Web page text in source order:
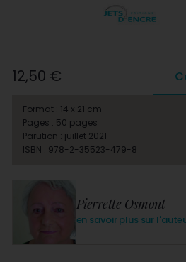
Pierrette Osmont
en savoir plus sur
12,50 €
Format : 14 x 21 cm
Pages : 50 pages
Parution : juillet 2021
ISBN : 978-2-35523-479-8